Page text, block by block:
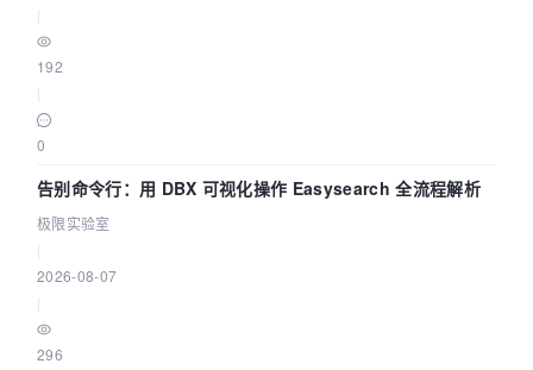
192
0
告别命令行：用 DBX 可视化操作 Easysearch 全流程解析
极限实验室
2026-08-07
296